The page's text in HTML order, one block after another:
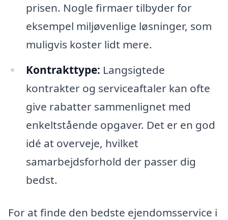
prisen. Nogle firmaer tilbyder for
eksempel miljøvenlige løsninger, som
muligvis koster lidt mere.
Kontrakttype: Langsigtede
kontrakter og serviceaftaler kan ofte
give rabatter sammenlignet med
enkeltstående opgaver. Det er en god
idé at overveje, hvilket
samarbejdsforhold der passer dig
bedst.
For at finde den bedste ejendomsservice i